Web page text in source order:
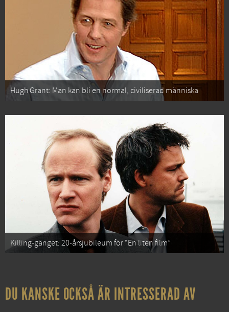
Hugh Grant: Man kan bli en normal, civiliserad människa
Killing-gänget: 20-årsjubileum för “En liten film”
DU KANSKE OCKSÅ ÄR INTRESSERAD AV